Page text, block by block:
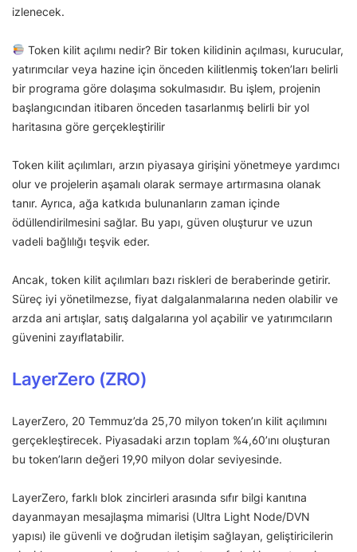
izlenecek.
Token kilit açılımı nedir? Bir token kilidinin açılması, kurucular,
yatırımcılar veya hazine için önceden kilitlenmiş token’ları belirli
bir programa göre dolaşıma sokulmasıdır. Bu işlem, projenin
başlangıcından itibaren önceden tasarlanmış belirli bir yol
haritasına göre gerçekleştirilir
Token kilit açılımları, arzın piyasaya girişini yönetmeye yardımcı
olur ve projelerin aşamalı olarak sermaye artırmasına olanak
tanır. Ayrıca, ağa katkıda bulunanların zaman içinde
ödüllendirilmesini sağlar. Bu yapı, güven oluşturur ve uzun
vadeli bağlılığı teşvik eder.
Ancak, token kilit açılımları bazı riskleri de beraberinde getirir.
Süreç iyi yönetilmezse, fiyat dalgalanmalarına neden olabilir ve
arzda ani artışlar, satış dalgalarına yol açabilir ve yatırımcıların
güvenini zayıflatabilir.
LayerZero (ZRO)
LayerZero, 20 Temmuz’da 25,70 milyon token’ın kilit açılımını
gerçekleştirecek. Piyasadaki arzın toplam %4,60’ını oluşturan
bu token’ların değeri 19,90 milyon dolar seviyesinde.
LayerZero, farklı blok zincirleri arasında sıfır bilgi kanıtına
dayanmayan mesajlaşma mimarisi (Ultra Light Node/DVN
yapısı) ile güvenli ve doğrudan iletişim sağlayan, geliştiricilerin